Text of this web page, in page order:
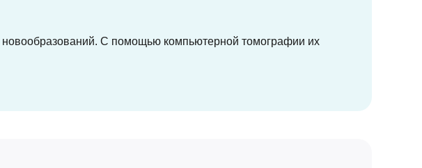
новообразований. С помощью компьютерной томографии их